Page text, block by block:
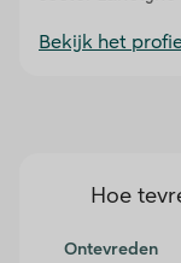
Bekijk het
Validation
Hoe
Ontevreden